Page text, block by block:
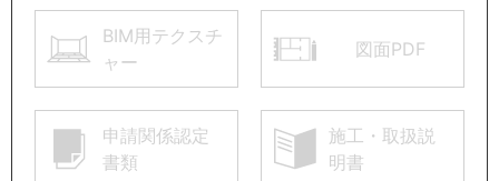
BIM用テクスチ
ャー
図面PDF
申請関係認定
書類
施工・取扱説
明書